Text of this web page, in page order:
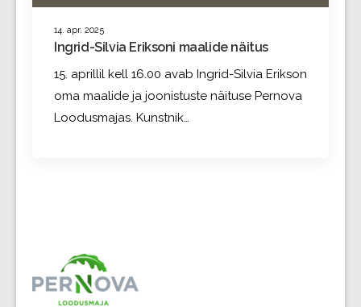
14. apr. 2025
Ingrid-Silvia Eriksoni maalide näitus
15. aprillil kell 16.00 avab Ingrid-Silvia Erikson
oma maalide ja joonistuste näituse Pernova
Loodusmajas. Kunstnik…